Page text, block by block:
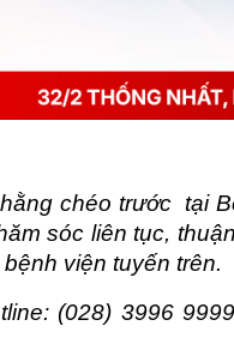
chéo trước  tại
sóc liên tục,
viện tuyến trên.
(028) 3996